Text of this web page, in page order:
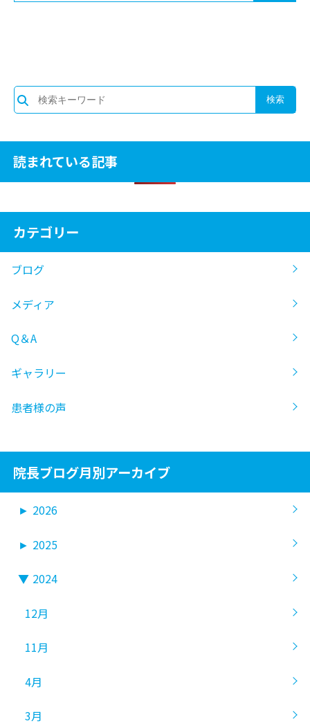
読まれている記事
カテゴリー
ブログ
メディア
Q＆A
ギャラリー
患者様の声
院長ブログ月別アーカイブ
► 2026
► 2025
▼ 2024
12月
11月
4月
3月